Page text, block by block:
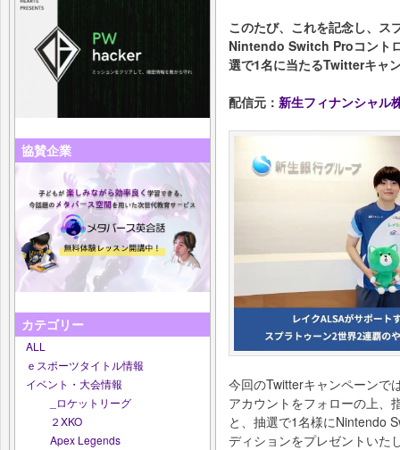
協賛企業
カテゴリー
ALL
ｅスポーツタイトル情報
イベント・大会情報
_ロケットリーグ
２XKO
Apex Legends
このたび、これを記念し、ス
Nintendo Switch Proコント
選で1名に当たるTwitterキャ
配信元： 新生フィナンシャル
今回のTwitterキャンペーンで
アカウントをフォローの上、
と、抽選で1名様にNintendo
ディションをプレゼントいた